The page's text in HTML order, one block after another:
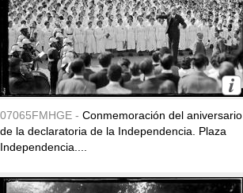
07065FMHGE - Conmemoración del aniversario
de la declaratoria de la Independencia. Plaza
Independencia....